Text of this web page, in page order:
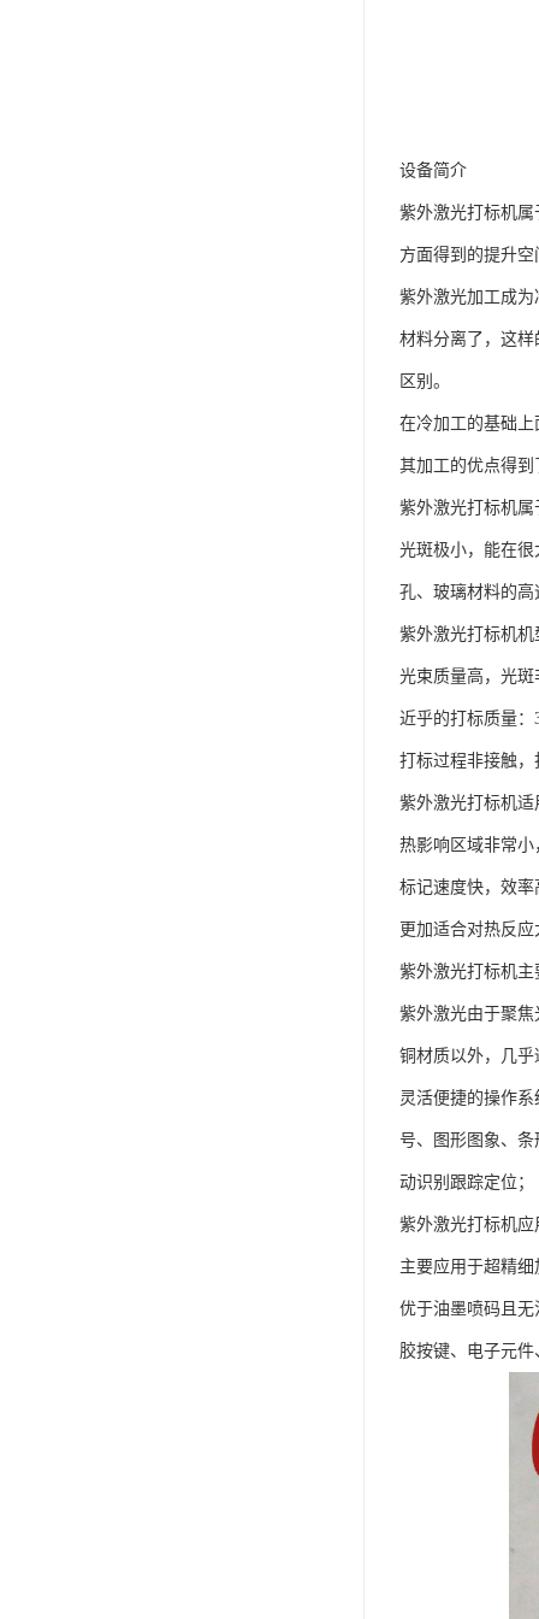
设备简介
紫外激光打标机
方面得到的提升
紫外激光加工成
材料分离了，这
区别。
在冷加工的基础
其加工的优点得到
紫外激光打标机属
光斑极小，能在
孔、玻璃材料的高
紫外激光打标机机
光束质量高，光斑
近乎的打标质量：
打标过程非接触，
紫外激光打标机适
热影响区域非常小
标记速度快，效率
更加适合对热反
紫外激光打标机主
紫外激光由于聚
铜材质以外，几乎
灵活便捷的操作系
号、图形图象、条
动识别跟踪定位；
紫外激光打标机应
主要应用于超精
优于油墨喷码且
胶按键、电子元件